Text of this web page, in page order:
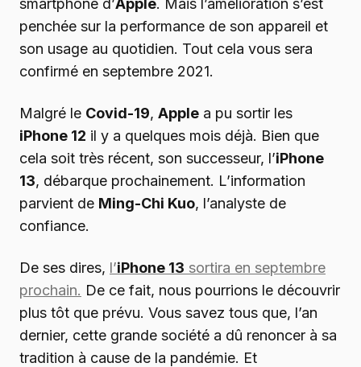
smartphone d’Apple. Mais l’amélioration s’est
penchée sur la performance de son appareil et
son usage au quotidien. Tout cela vous sera
confirmé en septembre 2021.
Malgré le Covid-19, Apple a pu sortir les
iPhone 12 il y a quelques mois déjà. Bien que
cela soit très récent, son successeur, l’iPhone
13, débarque prochainement. L’information
parvient de Ming-Chi Kuo, l’analyste de
confiance.
De ses dires, l’iPhone 13 sortira en septembre
prochain. De ce fait, nous pourrions le découvrir
plus tôt que prévu. Vous savez tous que, l’an
dernier, cette grande société a dû renoncer à sa
tradition à cause de la pandémie. Et